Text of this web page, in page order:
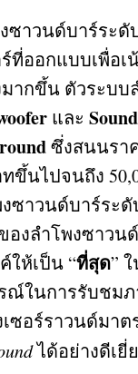
ซาวนด์บาร์ระดั
ที่ออกแบบเพื่อ
ากขึ้น ตัวระบบ
และ
ซึ่งสนนรา
ขึ้นไปจนถึง
ซาวนด์บาร์ระดั
องลำโพงซาวน
ให้เป็น “ที่สุด”
ณ์ในการรับชม
ซอร์ราวนด์มา
ได้อย่างดีเยี่